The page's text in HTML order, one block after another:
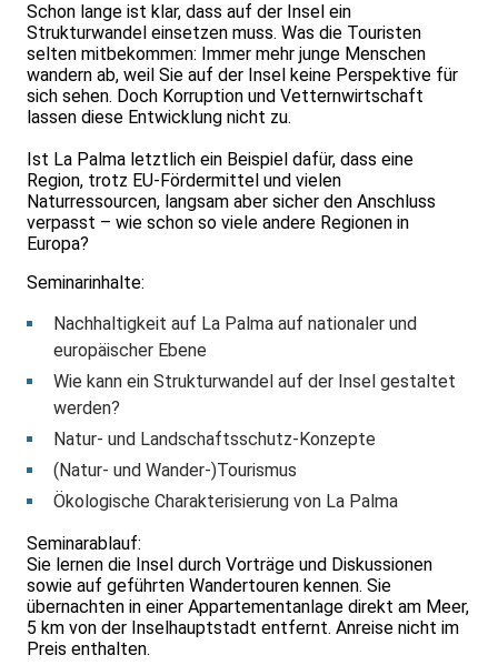
Schon lange ist klar, dass auf der Insel ein
Strukturwandel einsetzen muss. Was die Touristen
selten mitbekommen: Immer mehr junge Menschen
wandern ab, weil Sie auf der Insel keine Perspektive für
sich sehen. Doch Korruption und Vetternwirtschaft
lassen diese Entwicklung nicht zu.
Ist La Palma letztlich ein Beispiel dafür, dass eine
Region, trotz EU-Fördermittel und vielen
Natur­ressourcen, langsam aber sicher den Anschluss
verpasst – wie schon so viele andere Regionen in
Europa?
Seminarinhalte:
Nachhaltigkeit auf La Palma auf nationaler und
europäischer Ebene
Wie kann ein Strukturwandel auf der Insel gestaltet
werden?
Natur- und Landschaftsschutz-Konzepte
(Natur- und Wander-)Tourismus
Ökologische Charakterisierung von La Palma
Seminarablauf:
Sie lernen die Insel durch Vorträge und Diskussionen
sowie auf geführten Wandertouren kennen. Sie
übernachten in einer Appartementanlage direkt am Meer,
5 km von der Inselhauptstadt entfernt. Anreise nicht im
Preis enthalten.